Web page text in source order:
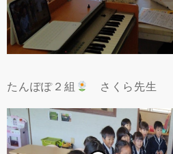
たんぽぽ２組 さくら先生